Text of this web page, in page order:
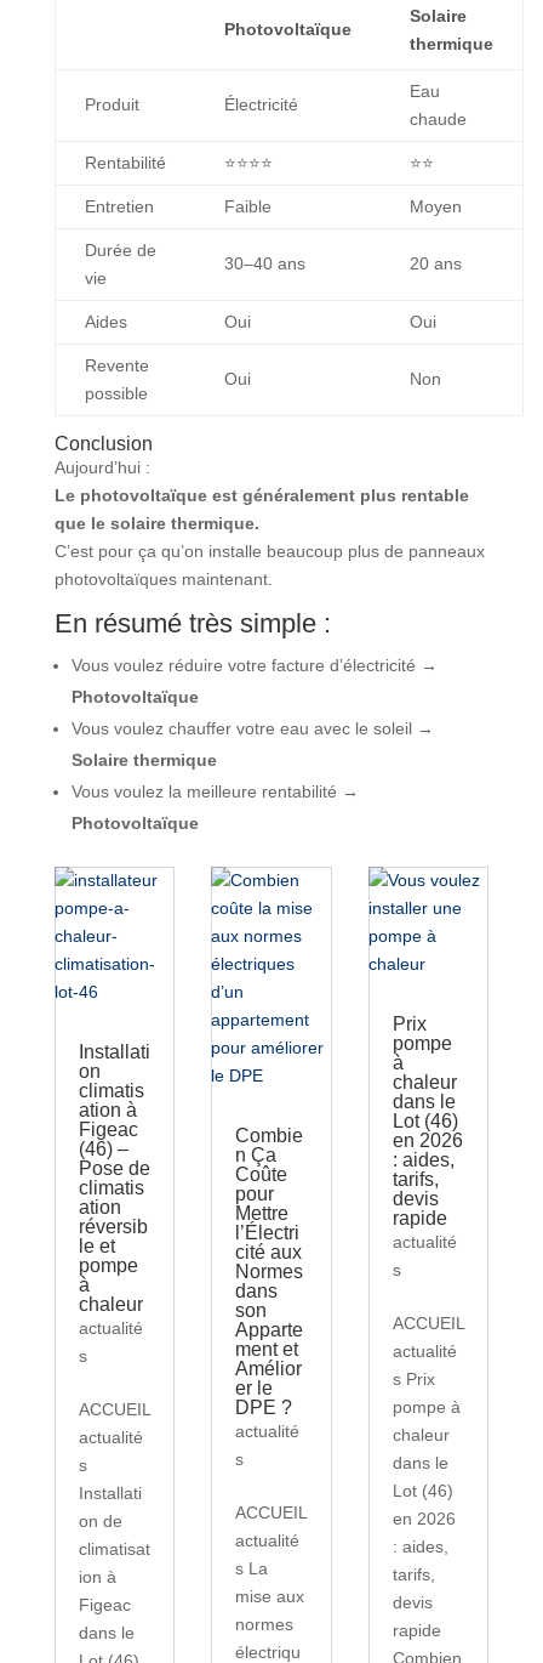
Photovoltaïque
Solaire
thermique
Produit Électricité
Eau
chaude
Rentabilité ⭐⭐⭐⭐ ⭐⭐
Entretien Faible Moyen
Durée de
vie
30–40 ans 20 ans
Aides Oui Oui
Revente
possible
Oui Non
Conclusion
Aujourd’hui :
Le photovoltaïque est généralement plus rentable
que le solaire thermique.
C’est pour ça qu’on installe beaucoup plus de panneaux
photovoltaïques maintenant.
En résumé très simple :
Vous voulez réduire votre facture d’électricité →
Photovoltaïque
Vous voulez chauffer votre eau avec le soleil →
Solaire thermique
Vous voulez la meilleure rentabilité →
Photovoltaïque
Installati
on
climatis
ation à
Figeac
(46) –
Pose de
climatis
ation
réversib
le et
pompe
à
chaleur
actualité
s
ACCUEIL
actualité
s
Installati
on de
climatisat
ion à
Figeac
dans le
Combie
n Ça
Coûte
pour
Mettre
l’Électri
cité aux
Normes
dans
son
Apparte
ment et
Amélior
er le
DPE ?
actualité
s
ACCUEIL
actualité
s La
mise aux
normes
électriqu
Prix
pompe
à
chaleur
dans le
Lot (46)
en 2026
: aides,
tarifs,
devis
rapide
actualité
s
ACCUEIL
actualité
s Prix
pompe à
chaleur
dans le
Lot (46)
en 2026
: aides,
tarifs,
devis
rapide
Combien